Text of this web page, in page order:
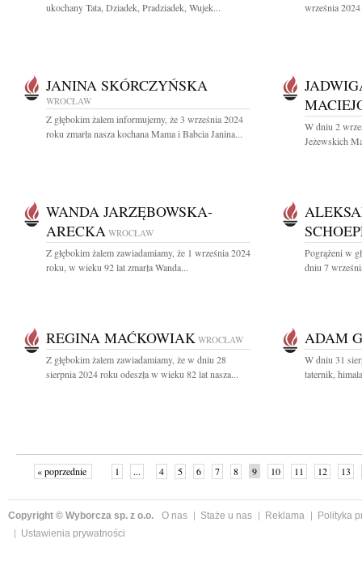
ukochany Tata, Dziadek, Pradziadek, Wujek...
września
JANINA SKÓRCZYŃSKA
WROCŁAW
Z głębokim żalem informujemy, że 3 września 2024
roku zmarła nasza kochana Mama i Babcia Janina...
W dniu 2
Jeżewskich
WANDA JARZĘBOWSKA-
ARECKA WROCŁAW
Z głębokim żalem zawiadamiamy, że 1 września 2024
roku, w wieku 92 lat zmarła Wanda...
Pogrążeni w
dniu 7
REGINA MAĆKOWIAK WROCŁAW
Z głębokim żalem zawiadamiamy, że w dniu 28
sierpnia 2024 roku odeszła w wieku 82 lat nasza...
ADAM
W dniu 31
taternik,
« poprzednie 1 ... 4 5 6 7 8 9 10 11 12 13
Copyright © Wyborcza sp. z o.o. O nas Staże u nas Reklama
Polityka
Ustawienia prywatności